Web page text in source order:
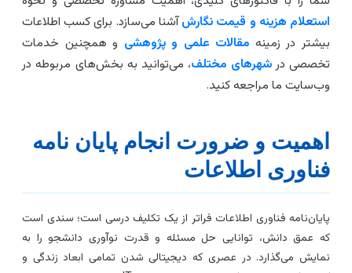
هزینه و قیمت نگارشآشنا می‌سازد. برای کسب اطلاعات
در زمینهمقالات علمی و پژوهشیو همچنین خدمات
درشهرهای مختلف، می‌توانید به بخش‌های مربوطه در
ما مراجعه کنید.
و ضرورت انجام پایان نامه
اطلاعات
فناوری اطلاعات فراتر از یک تکلیف درسی است؛ سندی است
عمق دانش، توانایی حل مسئله و قدرت نوآوری دانشجو را به
می‌گذارد. در عصری که دیجیتالی شدن تمامی ابعاد زندگی و